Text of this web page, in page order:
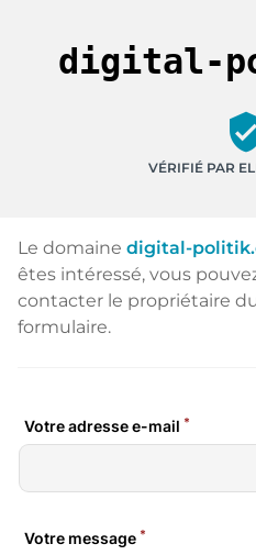
digital-
VÉRIFIÉ PAR
Le domaine digital-
êtes intéressé, vous
contacter le propriétaire
formulaire.